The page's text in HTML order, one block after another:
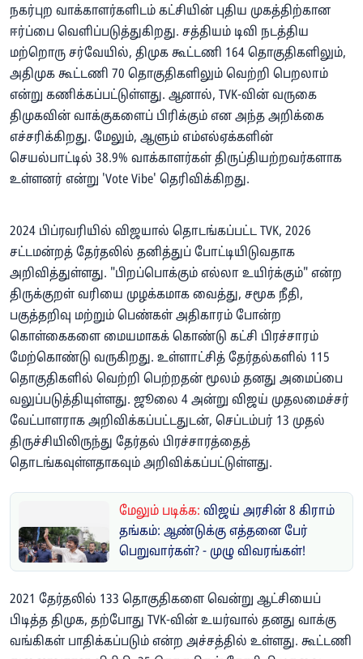
நகர்புற வாக்காளர்களிடம் கட்சியின் புதிய முகத்திற்கான
ஈர்ப்பை வெளிப்படுத்துகிறது. சத்தியம் டிவி நடத்திய
மற்றொரு சர்வேயில், திமுக கூட்டணி 164 தொகுதிகளிலும்,
அதிமுக கூட்டணி 70 தொகுதிகளிலும் வெற்றி பெறலாம்
என்று கணிக்கப்பட்டுள்ளது. ஆனால், TVK-வின் வருகை
திமுகவின் வாக்குகளைப் பிரிக்கும் என அந்த அறிக்கை
எச்சரிக்கிறது. மேலும், ஆளும் எம்எல்ஏக்களின்
செயல்பாட்டில் 38.9% வாக்காளர்கள் திருப்தியற்றவர்களாக
உள்ளனர் என்று 'Vote Vibe' தெரிவிக்கிறது.
2024 பிப்ரவரியில் விஜயால் தொடங்கப்பட்ட TVK, 2026
சட்டமன்றத் தேர்தலில் தனித்துப் போட்டியிடுவதாக
அறிவித்துள்ளது. "பிறப்பொக்கும் எல்லா உயிர்க்கும்" என்ற
திருக்குறள் வரியை முழக்கமாக வைத்து, சமூக நீதி,
பகுத்தறிவு மற்றும் பெண்கள் அதிகாரம் போன்ற
கொள்கைகளை மையமாகக் கொண்டு கட்சி பிரச்சாரம்
மேற்கொண்டு வருகிறது. உள்ளாட்சித் தேர்தல்களில் 115
தொகுதிகளில் வெற்றி பெற்றதன் மூலம் தனது அமைப்பை
வலுப்படுத்தியுள்ளது. ஜூலை 4 அன்று விஜய் முதலமைச்சர்
வேட்பாளராக அறிவிக்கப்பட்டதுடன், செப்டம்பர் 13 முதல்
திருச்சியிலிருந்து தேர்தல் பிரச்சாரத்தைத்
தொடங்கவுள்ளதாகவும் அறிவிக்கப்பட்டுள்ளது.
மேலும் படிக்க: விஜய் அரசின் 8 கிராம்
தங்கம்: ஆண்டுக்கு எத்தனை பேர்
பெறுவார்கள்? - முழு விவரங்கள்!
2021 தேர்தலில் 133 தொகுதிகளை வென்று ஆட்சியைப்
பிடித்த திமுக, தற்போது TVK-வின் உயர்வால் தனது வாக்கு
வங்கிகள் பாதிக்கப்படும் என்ற அச்சத்தில் உள்ளது. கூட்டணி